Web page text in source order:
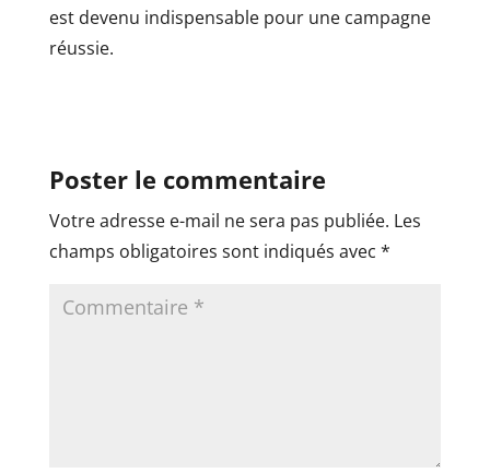
est devenu indispensable pour une campagne
réussie.
Poster le commentaire
Votre adresse e-mail ne sera pas publiée. Les
champs obligatoires sont indiqués avec *